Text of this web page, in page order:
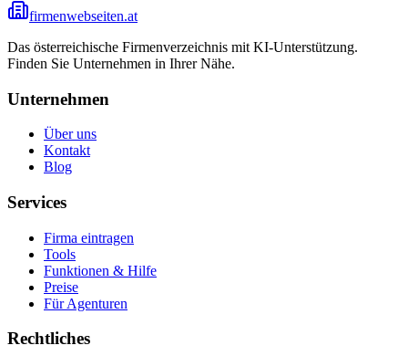
firmenwebseiten.at
Das österreichische Firmenverzeichnis mit KI-Unterstützung.
Finden Sie Unternehmen in Ihrer Nähe.
Unternehmen
Über uns
Kontakt
Blog
Services
Firma eintragen
Tools
Funktionen & Hilfe
Preise
Für Agenturen
Rechtliches